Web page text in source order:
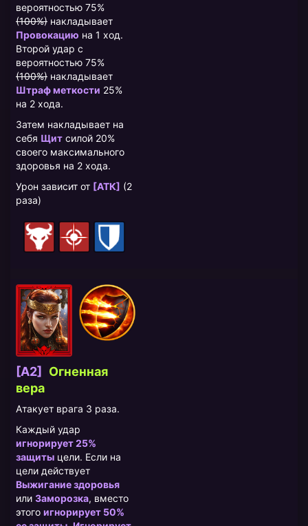
вероятностью 75%
(100%) накладывает
Провокацию на 1 ход.
Второй удар с
вероятностью 75%
(100%) накладывает
Штраф меткости 25%
на 2 хода.
Затем накладывает на
себя Щит силой 20%
своего максимального
здоровья на 2 хода.
Урон зависит от [АТК] (2
раза)
[A2] Огненная
вера
Атакует врага 3 раза.
Каждый удар
игнорирует 25%
защиты цели. Если на
цели действует
Выжигание здоровья
или Заморозка, вместо
этого игнорирует 50%